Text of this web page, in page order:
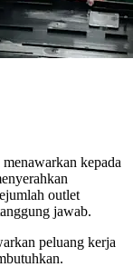
kepada
outlet
jawab.
peluang kerja